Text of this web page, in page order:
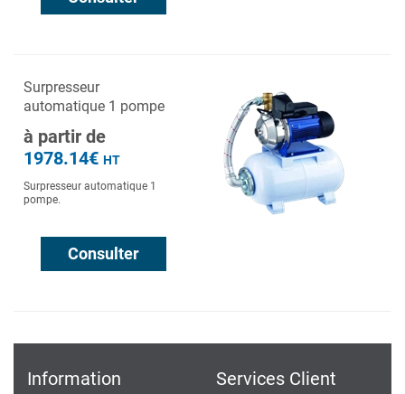
Surpresseur
automatique 1 pompe
à partir de
1978.14€ HT
Surpresseur automatique 1
pompe.
Consulter
Information Services Client